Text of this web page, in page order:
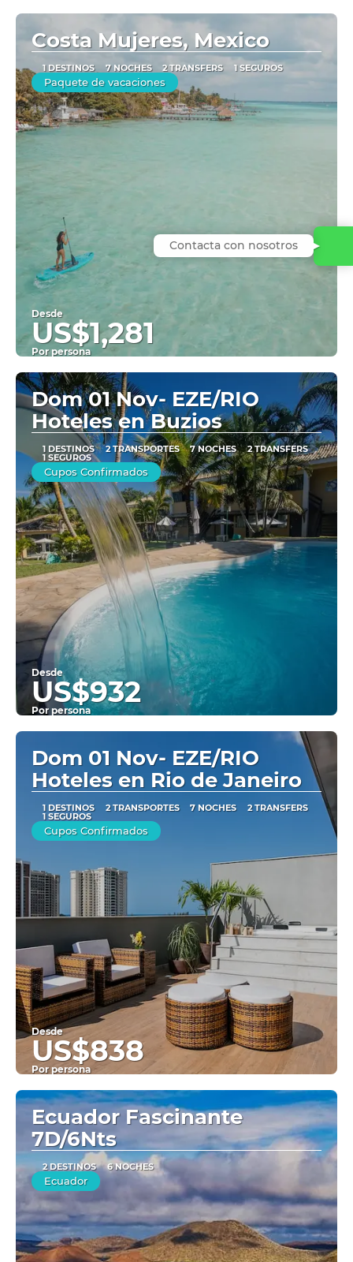
Ver
Costa Mujeres, Mexico
1 DESTINOS 7 NOCHES 2 TRANSFERS 1 SEGUROS
Paquete de vacaciones
Desde
US$1,281
Por persona
Ver
Dom 01 Nov- EZE/RIO
Hoteles en Buzios
1 DESTINOS 2 TRANSPORTES 7 NOCHES 2 TRANSFERS
1 SEGUROS
Cupos Confirmados
Desde
US$932
Por persona
Ver
Dom 01 Nov- EZE/RIO
Hoteles en Rio de Janeiro
1 DESTINOS 2 TRANSPORTES 7 NOCHES 2 TRANSFERS
1 SEGUROS
Cupos Confirmados
Desde
US$838
Por persona
Ver
Ecuador Fascinante
7D/6Nts
2 DESTINOS 6 NOCHES
Ecuador
Contacta con nosotros